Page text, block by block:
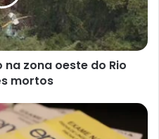
zona oeste do Rio
mortos